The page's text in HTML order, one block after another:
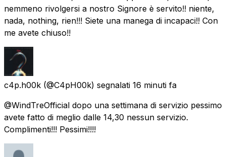
nemmeno rivolgersi a nostro Signore è servito!! niente,
nada, nothing, rien!!! Siete una manega di incapaci!! Con
me avete chiuso!!
c4p.h00k (@C4pH00k) segnalati 16 minuti fa
@WindTreOfficial dopo una settimana di servizio pessimo
avete fatto di meglio dalle 14,30 nessun servizio.
Complimenti!!! Pessimi!!!!